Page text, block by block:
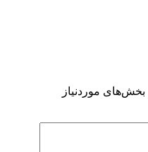
بخش‌های موردنیاز